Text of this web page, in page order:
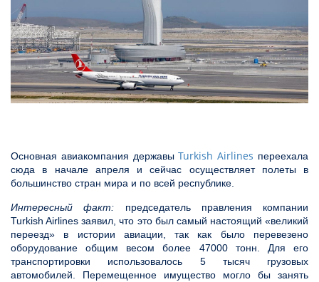
Основная авиакомпания державыTurkish Airlines переехала
сюда в начале апреля и сейчас осуществляет полеты в
большинство стран мира и по всей республике.
Интересный факт: председатель правления компании
Turkish Airlines заявил, что это был самый настоящий «великий
переезд» в истории авиации, так как было перевезено
оборудование общим весом более 47000 тонн. Для его
транспортировки использовалось 5 тысяч грузовых
автомобилей. Перемещенное имущество могло бы занять